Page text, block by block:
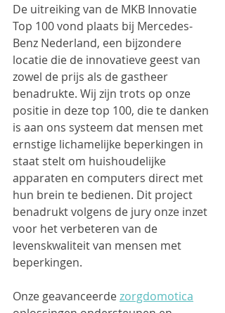
De uitreiking van de MKB Innovatie
Top 100 vond plaats bij Mercedes-
Benz Nederland, een bijzondere
locatie die de innovatieve geest van
zowel de prijs als de gastheer
benadrukte. Wij zijn trots op onze
positie in deze top 100, die te danken
is aan ons systeem dat mensen met
ernstige lichamelijke beperkingen in
staat stelt om huishoudelijke
apparaten en computers direct met
hun brein te bedienen. Dit project
benadrukt volgens de jury onze inzet
voor het verbeteren van de
levenskwaliteit van mensen met
beperkingen.
Onze geavanceerde zorgdomotica